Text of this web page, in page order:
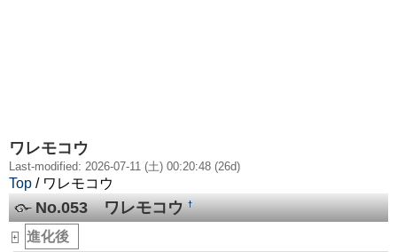
ワレモコウ
Last-modified: 2026-07-11 (土) 00:20:48 (26d)
Top / ワレモコウ
No.053 ワレモコウ†
+ 進化後